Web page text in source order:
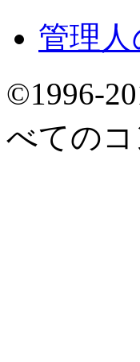
管理
©1996-
べての